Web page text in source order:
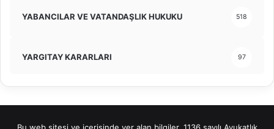
YABANCILAR VE VATANDAŞLIK HUKUKU 518
YARGITAY KARARLARI 97